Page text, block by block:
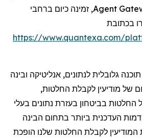
הכוללת Q Assist ו-Agent Gateway, זמינה כיום ברחבי
בכתובת
https://www.quantexa.com/
גלובלית לנתונים, אנליטיקה ובינה
של מודיעין לקבלת החלטות,
החלטות בביטחון בעזרת נתונים בעלי
העדכנית ביותר בתחום הבינה
לקבלת החלטות שלנו הופכת